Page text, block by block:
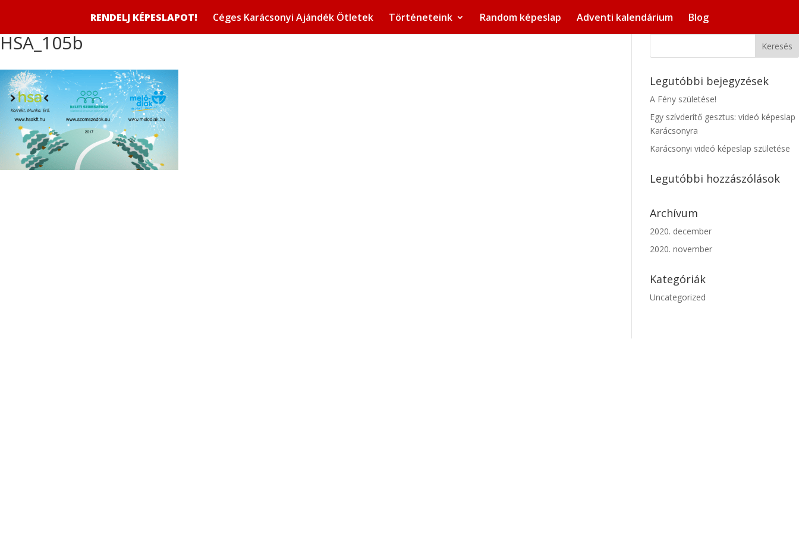
RENDELJ KÉPESLAPOT! Céges Karácsonyi Ajándék Ötletek Történeteink Random képeslap Adventi kalendárium Blog
HSA_105b
Legutóbbi bejegyzések
A Fény születése!
Egy szívderítő gesztus: videó képeslap
Karácsonyra
Karácsonyi videó képeslap születése
Legutóbbi hozzászólások
Archívum
2020. december
2020. november
Kategóriák
Uncategorized